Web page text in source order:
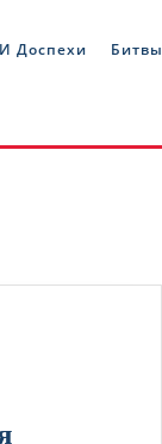
Доспехи Битвы